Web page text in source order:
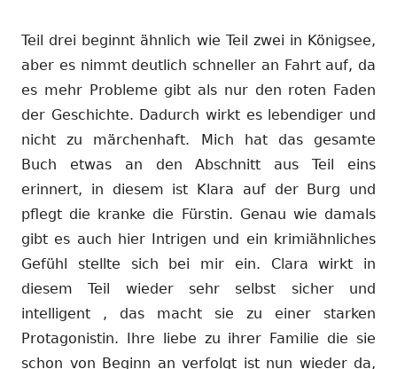
Teil drei beginnt ähnlich wie Teil zwei in Königsee,
aber es nimmt deutlich schneller an Fahrt auf, da
es mehr Probleme gibt als nur den roten Faden
der Geschichte. Dadurch wirkt es lebendiger und
nicht zu märchenhaft. Mich hat das gesamte
Buch etwas an den Abschnitt aus Teil eins
erinnert, in diesem ist Klara auf der Burg und
pflegt die kranke die Fürstin. Genau wie damals
gibt es auch hier Intrigen und ein krimiähnliches
Gefühl stellte sich bei mir ein. Clara wirkt in
diesem Teil wieder sehr selbst sicher und
intelligent , das macht sie zu einer starken
Protagonistin. Ihre liebe zu ihrer Familie die sie
schon von Beginn an verfolgt ist nun wieder da,